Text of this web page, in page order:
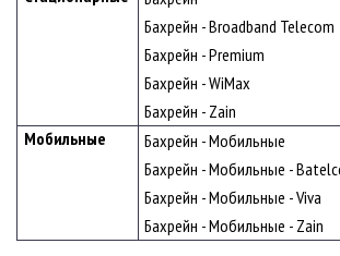
Бахрейн - Broadband Telecom
Бахрейн - Premium
Бахрейн - WiMax
Бахрейн - Zain
Мобильные
Бахрейн - Мобильные
Бахрейн - Мобильные -
Бахрейн - Мобильные - Viva
Бахрейн - Мобильные - Zain